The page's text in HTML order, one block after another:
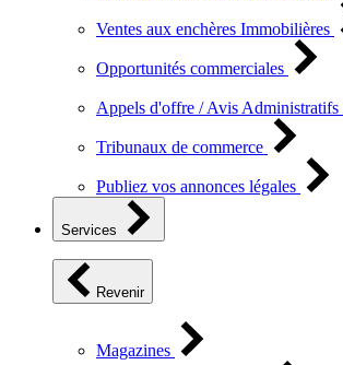
Ventes aux enchères Immobilières
Opportunités commerciales
Appels d'offre / Avis Administratifs
Tribunaux de commerce
Publiez vos annonces légales
Services
Revenir
Magazines